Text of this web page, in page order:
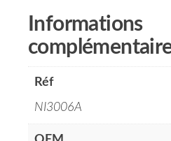
Informations
Réf
NI3006A